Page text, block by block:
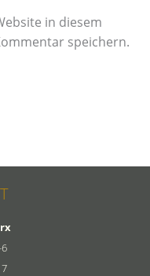
in diesem
speichern.